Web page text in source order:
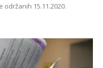
15.11.2020.